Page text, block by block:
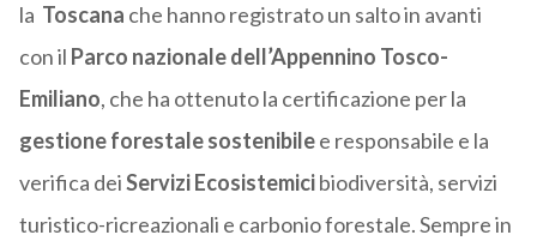
la Toscana che hanno registrato un salto in avanti
con il Parco nazionale dell’Appennino Tosco-
Emiliano, che ha ottenuto la certificazione per la
gestione forestale sostenibilee responsabile e la
verifica deiServizi Ecosistemicibiodiversità, servizi
turistico-ricreazionali e carbonio forestale. Sempre in